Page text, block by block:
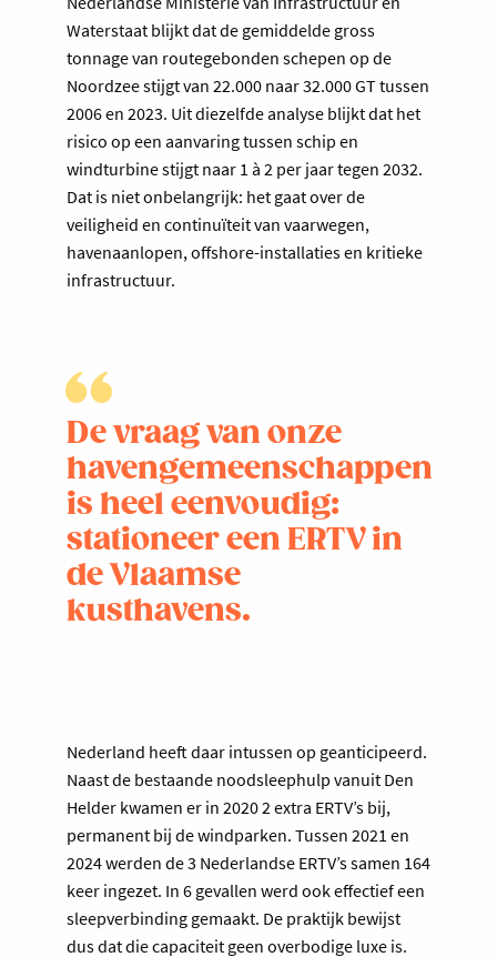
Waterstaat blijkt dat de gemiddelde gross
tonnage van routegebonden schepen op de
Noordzee stijgt van 22.000 naar 32.000 GT tussen
2006 en 2023. Uit diezelfde analyse blijkt dat het
risico op een aanvaring tussen schip en
windturbine stijgt naar 1 à 2 per jaar tegen 2032.
Dat is niet onbelangrijk: het gaat over de
veiligheid en continuïteit van vaarwegen,
havenaanlopen, offshore-installaties en kritieke
infrastructuur.
De vraag van onze
havengemeenschappen
is heel eenvoudig:
stationeer een ERTV in
de Vlaamse
kusthavens.
Nederland heeft daar intussen op geanticipeerd.
Naast de bestaande noodsleephulp vanuit Den
Helder kwamen er in 2020 2 extra ERTV’s bij,
permanent bij de windparken. Tussen 2021 en
2024 werden de 3 Nederlandse ERTV’s samen 164
keer ingezet. In 6 gevallen werd ook effectief een
sleepverbinding gemaakt. De praktijk bewijst
dus dat die capaciteit geen overbodige luxe is.